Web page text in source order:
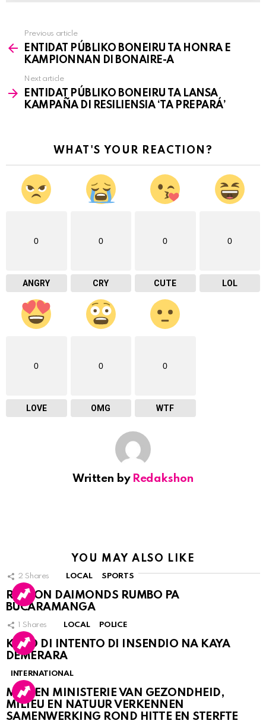
more
Previous article
ENTIDAT PÚBLIKO BONEIRU TA HONRA E
KAMPIONNAN DI BONAIRE-A
Next article
ENTIDAT PÚBLIKO BONEIRU TA LANSA
KAMPAÑA DI RESILIENSIA ‘TA PREPARÁ’
WHAT'S YOUR REACTION?
0
ANGRY
0
CRY
0
CUTE
0
LOL
0
LOVE
0
OMG
0
WTF
Written by Redakshon
YOU MAY ALSO LIKE
2 Shares LOCAL SPORTS
RINCON DAIMONDS RUMBO PA
BUCARAMANGA
1 Shares LOCAL POLICE
KASO DI INTENTO DI INSENDIO NA KAYA
DEMERARA
INTERNATIONAL
MDC EN MINISTERIE VAN GEZONDHEID,
MILIEU EN NATUUR VERKENNEN
SAMENWERKING ROND HITTE EN STERFTE